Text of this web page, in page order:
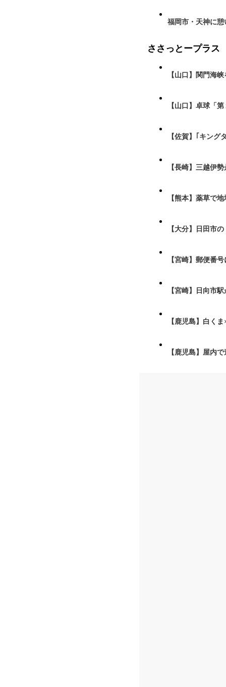
福岡市・天神に
ささっとープラス
【山口】関門海
【山口】卓球「
【佐賀】｢キン
【長崎】三越伊
【熊本】薬草で
【大分】日田市
【宮崎】郵便番
【宮崎】日向市
【鹿児島】白く
【鹿児島】屋内